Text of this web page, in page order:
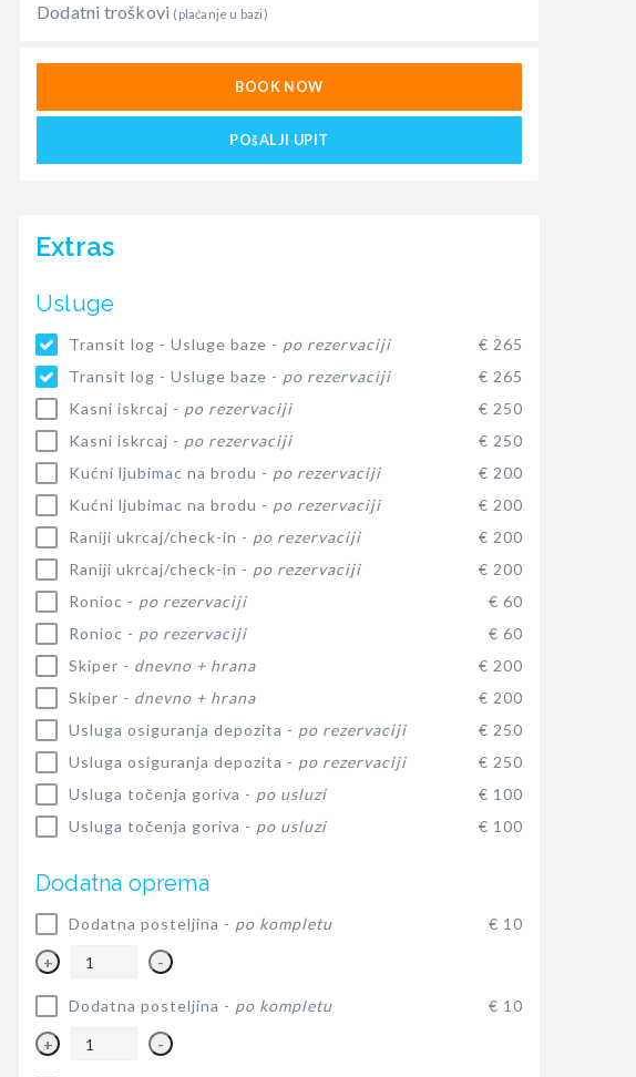
Dodatni troškovi (plaćanje u bazi)
BOOK NOW
POšALJI UPIT
Extras
Usluge
Transit log - Usluge baze - po rezervaciji
€ 265
Transit log - Usluge baze - po rezervaciji
€ 265
Kasni iskrcaj - po rezervaciji
€ 250
Kasni iskrcaj - po rezervaciji
€ 250
Kućni ljubimac na brodu - po rezervaciji
€ 200
Kućni ljubimac na brodu - po rezervaciji
€ 200
Raniji ukrcaj/check-in - po rezervaciji
€ 200
Raniji ukrcaj/check-in - po rezervaciji
€ 200
Ronioc - po rezervaciji
€ 60
Ronioc - po rezervaciji
€ 60
Skiper - dnevno + hrana
€ 200
Skiper - dnevno + hrana
€ 200
Usluga osiguranja depozita - po rezervaciji
€ 250
Usluga osiguranja depozita - po rezervaciji
€ 250
Usluga točenja goriva - po usluzi
€ 100
Usluga točenja goriva - po usluzi € 100
Dodatna oprema
Dodatna posteljina - po kompletu € 10
+ -
Dodatna posteljina - po kompletu € 10
+ -